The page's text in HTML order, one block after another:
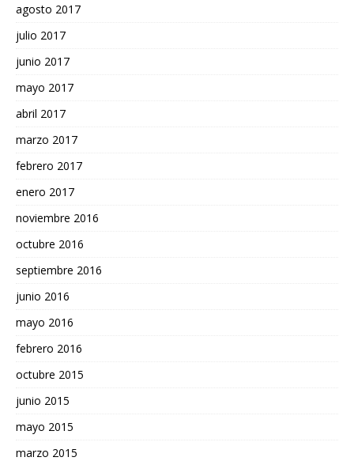
agosto 2017
julio 2017
junio 2017
mayo 2017
abril 2017
marzo 2017
febrero 2017
enero 2017
noviembre 2016
octubre 2016
septiembre 2016
junio 2016
mayo 2016
febrero 2016
octubre 2015
junio 2015
mayo 2015
marzo 2015